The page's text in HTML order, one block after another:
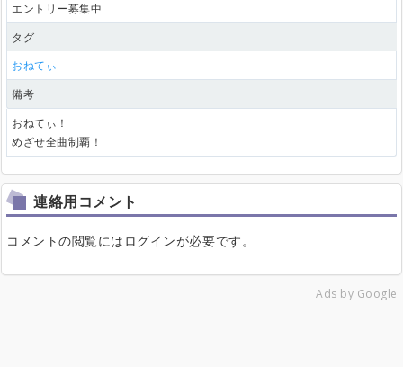
エントリー募集中
タグ
おねてぃ
備考
おねてぃ！
めざせ全曲制覇！
連絡用コメント
コメントの閲覧にはログインが必要です。
Ads by Google